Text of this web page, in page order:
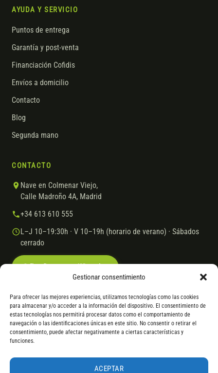
Gestionar consentimiento
Para ofrecer las mejores experiencias, utilizamos tecnologías como las cookies
para almacenar y/o acceder a la información del dispositivo. El consentimiento de
estas tecnologías nos permitirá procesar datos como el comportamiento de
navegación o las identificaciones únicas en este sitio. No consentir o retirar el
consentimiento, puede afectar negativamente a ciertas características y
funciones.
ACEPTAR
AYUDA Y SERVICIO
Puntos de entrega
Garantía y post-venta
Financiación Cofidis
Envíos a domicilio
Contacto
Blog
Segunda mano
CONTACTO
Nave en Colmenar Viejo,
Calle Madroño 4A, Madrid
+34 613 610 555
L–J 10–19:30h · V 10–19h (horario de verano) · Sábados
cerrado
© 2026 Ebike.esAviso legal Política de cookies
VISA Mastercard Transferencia Cofidis
Gasto de apertura: 4% hasta 18 meses y 7% a 24 meses. Consulta